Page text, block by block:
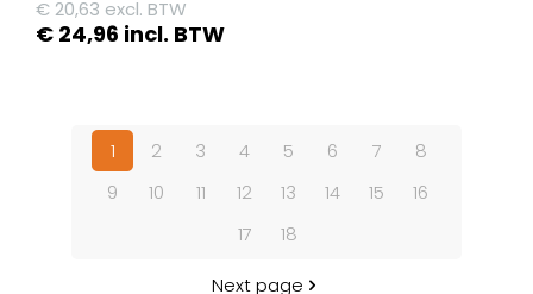
€ 20,63 excl. BTW
€ 24,96 incl. BTW
1 2 3 4 5 6 7
8
9
10 11 12 13 14 15
16
17
18
Next page